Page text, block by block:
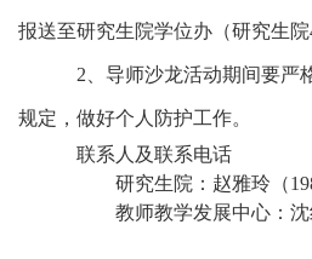
报送至研究生院学位办（研究生院
2、导师沙龙活动期间要严
规定，做好个人防护工作。
联系人及联系电话
研究生院：赵雅玲（
教师教学发展中心：沈